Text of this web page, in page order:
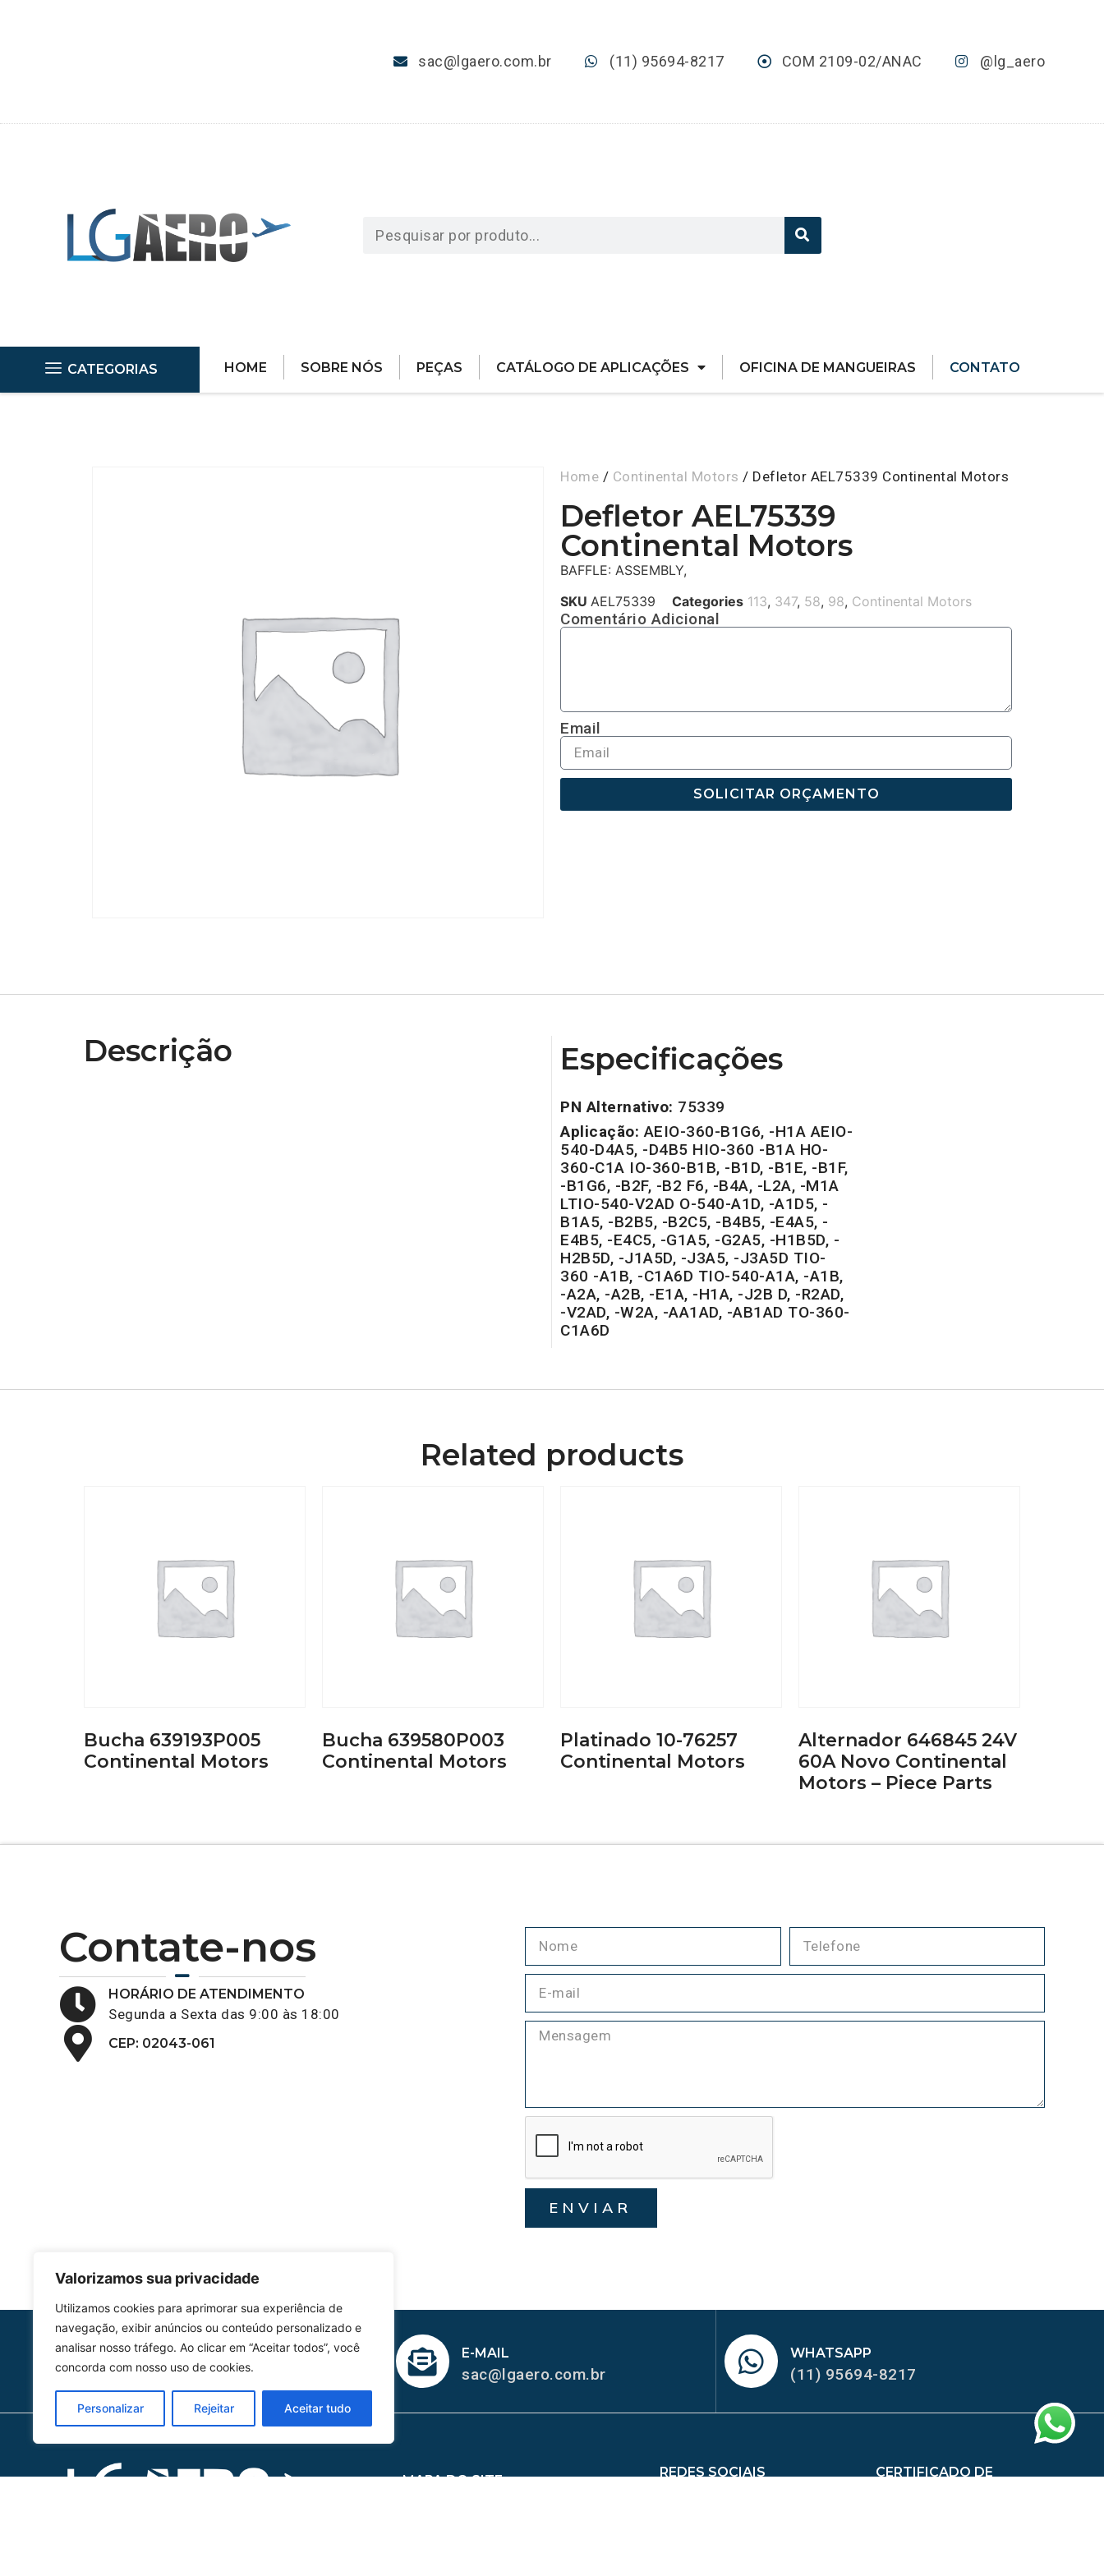
Valorizamos sua privacidade
Utilizamos cookies para aprimorar sua experiência de
navegação, exibir anúncios ou conteúdo personalizado e
analisar nosso tráfego. Ao clicar em “Aceitar todos”, você
concorda com nosso uso de cookies.
Personalizar Rejeitar Aceitar tudo
sac@lgaero.com.br (11) 95694-8217 COM 2109-02/ANAC @lg_aero
CATEGORIAS HOME SOBRE NÓS PEÇAS CATÁLOGO DE APLICAÇÕES OFICINA DE MANGUEIRAS CONTATO
Home / Continental Motors / Defletor AEL75339 Continental Motors
Defletor AEL75339
Continental Motors
BAFFLE: ASSEMBLY,
SKU AEL75339 Categories 113, 347, 58, 98, Continental Motors
Comentário Adicional
Email
SOLICITAR ORÇAMENTO
Descrição Especificações
PN Alternativo: 75339
Aplicação:AEIO-360-B1G6, -H1A AEIO-
540-D4A5, -D4B5 HIO-360 -B1A HO-
360-C1A IO-360-B1B, -B1D, -B1E, -B1F,
-B1G6, -B2F, -B2 F6, -B4A, -L2A, -M1A
LTIO-540-V2AD O-540-A1D, -A1D5, -
B1A5, -B2B5, -B2C5, -B4B5, -E4A5, -
E4B5, -E4C5, -G1A5, -G2A5, -H1B5D, -
H2B5D, -J1A5D, -J3A5, -J3A5D TIO-
360 -A1B, -C1A6D TIO-540-A1A, -A1B,
-A2A, -A2B, -E1A, -H1A, -J2B D, -R2AD,
-V2AD, -W2A, -AA1AD, -AB1AD TO-360-
C1A6D
Related products
Bucha 639193P005
Continental Motors
Bucha 639580P003
Continental Motors
Platinado 10-76257
Continental Motors
Alternador 646845 24V
60A Novo Continental
Motors – Piece Parts
Contate-nos
HORÁRIO DE ATENDIMENTO
Segunda a Sexta das 9:00 às 18:00
CEP: 02043-061
ENVIAR
HOMOLGAÇÃO
COM 2109-02/ANAC
E-MAIL
sac@lgaero.com.br
WHATSAPP
(11) 95694-8217
MAPA DO SITE
REDES SOCIAIS
CERTIFICADO DE